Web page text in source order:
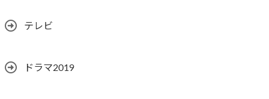
テレビ
ドラマ2019